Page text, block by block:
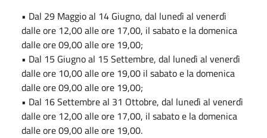
• Dal 29 Maggio al 14 Giugno, dal lunedì al venerdì
dalle ore 12,00 alle ore 17,00, il sabato e la domenica
dalle ore 09,00 alle ore 19,00;
• Dal 15 Giugno al 15 Settembre, dal lunedì al venerdì
dalle ore 10,00 alle ore 19,00 il sabato e la domenica
dalle ore 09,00 alle ore 19,00;
• Dal 16 Settembre al 31 Ottobre, dal lunedì al venerdì
dalle ore 12,00 alle ore 17,00, il sabato e la domenica
dalle ore 09,00 alle ore 19,00.